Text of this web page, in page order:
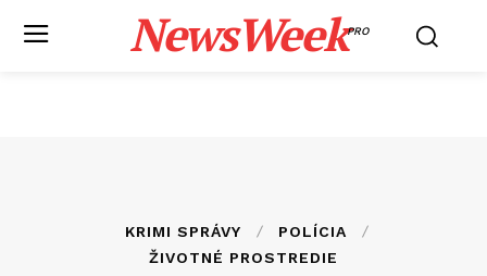
NewsWeekPRO
KRIMI SPRÁVY
POLÍCIA
ŽIVOTNÉ PROSTREDIE